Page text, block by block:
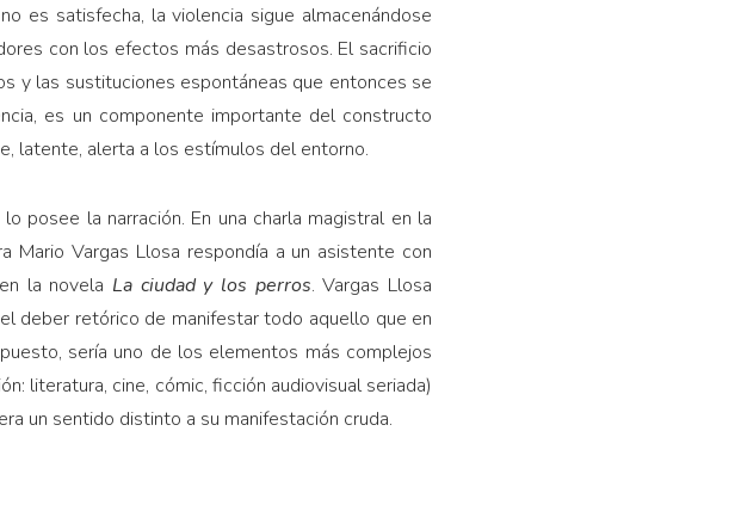
es satisfecha, la violencia sigue almacenándose
con los efectos más desastrosos. El sacrificio
y las sustituciones espontáneas que entonces se
es un componente importante del constructo
latente, alerta a los estímulos del entorno.
posee la narración. En una charla magistral en la
Vargas Llosa respondía a un asistente con
la novela La ciudad y los perros. Vargas Llosa
deber retórico de manifestar todo aquello que en
sería uno de los elementos más complejos
literatura, cine, cómic, ficción audiovisual seriada)
un sentido distinto a su manifestación cruda.